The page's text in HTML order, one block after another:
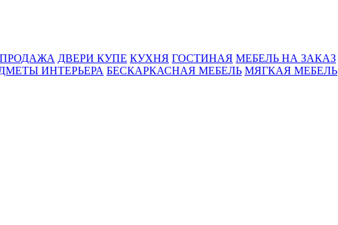
ДВЕРИ КУПЕ КУХНЯ ГОСТИНАЯ МЕБЕЛЬ НА ЗАКАЗ
ИНТЕРЬЕРА БЕСКАРКАСНАЯ МЕБЕЛЬ МЯГКАЯ МЕБЕЛЬ